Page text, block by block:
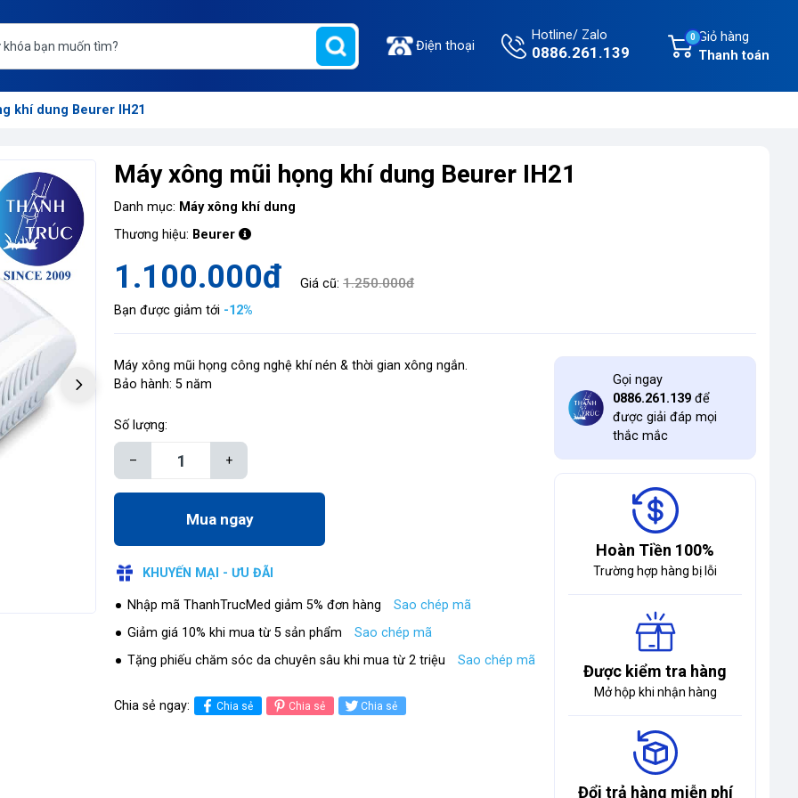
Điện thoại
Hotline/ Zalo
0886.261.139
Giỏ hàng
Thanh toán
0
khí dung Beurer IH21
Máy xông mũi họng khí dung Beurer IH21
Danh mục: Máy xông khí dung
Thương hiệu: Beurer
1.100.000đ Giá cũ:1.250.000đ
Bạn được giảm tới -12%
Máy xông mũi họng công nghệ khí nén & thời gian xông ngắn.
Bảo hành: 5 năm
Số lượng:
– +
Mua ngay
KHUYẾN MẠI - ƯU ĐÃI
Nhập mã ThanhTrucMed giảm 5% đơn hàng
Sao chép mã
Giảm giá 10% khi mua từ 5 sản phẩm
Sao chép mã
Tặng phiếu chăm sóc da chuyên sâu khi mua từ 2 triệu
Sao chép mã
Chia sẻ ngay: Chia sẻ Chia sẻ Chia sẻ
Gọi ngay
0886.261.139 để
được giải đáp mọi
thắc mắc
Hoàn Tiền 100%
Trường hợp hàng bị lỗi
Được kiểm tra hàng
Mở hộp khi nhận hàng
Đổi trả hàng miễn phí